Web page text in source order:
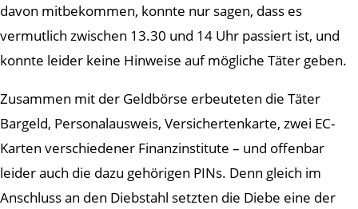
davon mitbekommen, konnte nur sagen, dass es
vermutlich zwischen 13.30 und 14 Uhr passiert ist, und
konnte leider keine Hinweise auf mögliche Täter geben.
Zusammen mit der Geldbörse erbeuteten die Täter
Bargeld, Personalausweis, Versichertenkarte, zwei EC-
Karten verschiedener Finanzinstitute – und offenbar
leider auch die dazu gehörigen PINs. Denn gleich im
Anschluss an den Diebstahl setzten die Diebe eine der